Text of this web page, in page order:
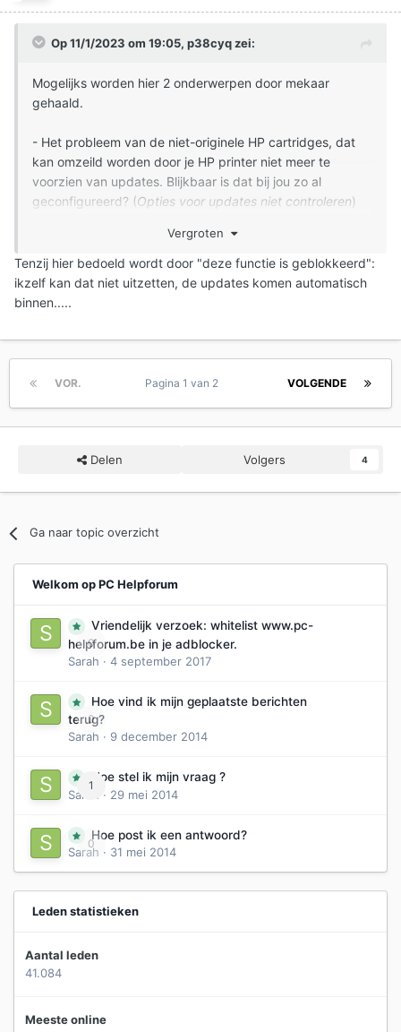
Op 11/1/2023 om 19:05, p38cyqzei:
Mogelijks worden hier 2 onderwerpen door mekaar
gehaald.
- Het probleem van de niet-originele HP cartridges, dat
kan omzeild worden door je HP printer niet meer te
voorzien van updates. Blijkbaar is dat bij jou zo al
geconfigureerd? (Opties voor updates niet controleren)
. In dit geval (je printer accepteert geen
updates) is dus het niet nodig paswoorden aan te passen.
Het is wel zo dat meerdere gebruikers, waaronder ikzelf
ondervinden met niet-HP inkt, zelfs al werden updates
uitgeschakeld.
Vergroten
Tenzij hier bedoeld wordt door "deze functie is geblokkeerd":
ikzelf kan dat niet uitzetten, de updates komen automatisch
binnen.....
VOR. VOLGENDE
Pagina 1 van 2
Delen Volgers 4
Ga naar topic overzicht
Welkom op PC Helpforum
0
Vriendelijk verzoek: whitelist www.pc-
helpforum.be in je adblocker.
Sarah · 4 september 2017
0
Hoe vind ik mijn geplaatste berichten
terug?
Sarah · 9 december 2014
1
Hoe stel ik mijn vraag ?
Sarah
· 29 mei 2014
0
Hoe post ik een antwoord?
Sarah · 31 mei 2014
Leden statistieken
Aantal leden
41.084
Meeste online